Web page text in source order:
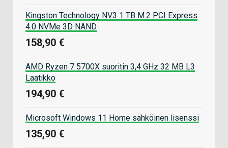
Kingston Technology NV3 1 TB M.2 PCI Express
4.0 NVMe 3D NAND
158,90 €
AMD Ryzen 7 5700X suoritin 3,4 GHz 32 MB L3
Laatikko
194,90 €
Microsoft Windows 11 Home sähköinen lisenssi
135,90 €